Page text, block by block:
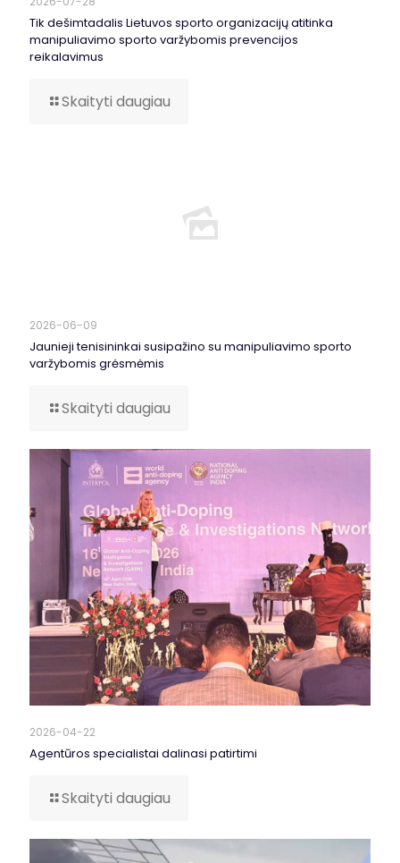
Tik dešimtadalis Lietuvos sporto organizacijų atitinka
manipuliavimo sporto varžybomis prevencijos
reikalavimus
Skaityti daugiau
2026-06-09
Jaunieji tenisininkai susipažino su manipuliavimo sporto
varžybomis grėsmėmis
Skaityti daugiau
2026-04-22
Agentūros specialistai dalinasi patirtimi
Skaityti daugiau